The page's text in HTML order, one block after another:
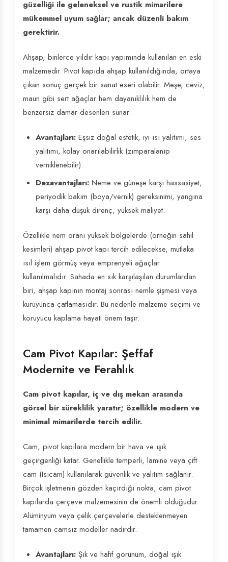
güzelliği ile geleneksel ve rustik mimarilere
mükemmel uyum sağlar; ancak düzenli bakım
gerektirir.
Ahşap, binlerce yıldır kapı yapımında kullanılan en eski
malzemedir. Pivot kapıda ahşap kullanıldığında, ortaya
çıkan sonuç gerçek bir sanat eseri olabilir. Meşe, ceviz,
maun gibi sert ağaçlar hem dayanıklılık hem de
benzersiz damar desenleri sunar.
Avantajları: Eşsiz doğal estetik, iyi ısı yalıtımı, ses
yalıtımı, kolay onarılabilirlik (zımparalanıp
verniklenebilir).
Dezavantajları: Neme ve güneşe karşı hassasiyet,
periyodik bakım (boya/vernik) gereksinimi, yangına
karşı daha düşük direnç, yüksek maliyet.
Özellikle nem oranı yüksek bölgelerde (örneğin sahil
kesimleri) ahşap pivot kapı tercih edilecekse, mutlaka
ısıl işlem görmüş veya emprenyeli ağaçlar
kullanılmalıdır. Sahada en sık karşılaşılan durumlardan
biri, ahşap kapının montaj sonrası nemle şişmesi veya
kuruyunca çatlamasıdır. Bu nedenle malzeme seçimi ve
koruyucu kaplama hayati önem taşır.
Cam Pivot Kapılar: Şeffaf
Modernite ve Ferahlık
Cam pivot kapılar, iç ve dış mekan arasında
görsel bir süreklilik yaratır; özellikle modern ve
minimal mimarilerde tercih edilir.
Cam, pivot kapılara modern bir hava ve ışık
geçirgenliği katar. Genellikle temperli, lamine veya çift
cam (Isıcam) kullanılarak güvenlik ve yalıtım sağlanır.
Birçok işletmenin gözden kaçırdığı nokta, cam pivot
kapılarda çerçeve malzemesinin de önemli olduğudur.
Alüminyum veya çelik çerçevelerle desteklenmeyen
tamamen camsız modeller nadirdir.
Avantajları: Şık ve hafif görünüm, doğal ışık